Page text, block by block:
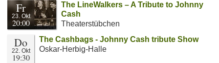
Fr
23. Okt
20:00
The LineWalkers – A Tribute to Johnny
Cash
Theaterstübchen
Do
22. Okt
19:30
The Cashbags - Johnny Cash tribute Show
Oskar-Herbig-Halle